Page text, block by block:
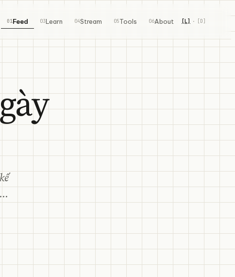
01Feed 03Learn 04Stream 05Tools 06About [L] · [D]